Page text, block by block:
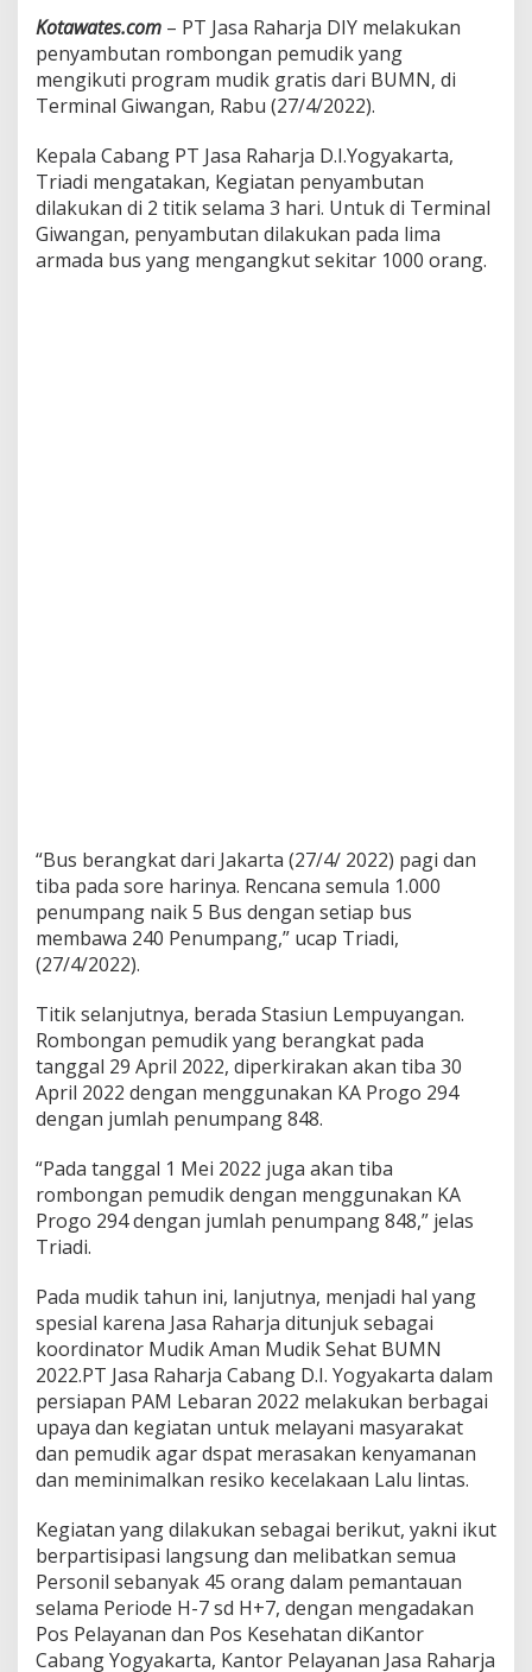
Kotawates.com – PT Jasa Raharja DIY melakukan
penyambutan rombongan pemudik yang
mengikuti program mudik gratis dari BUMN, di
Terminal Giwangan, Rabu (27/4/2022).
Kepala Cabang PT Jasa Raharja D.I.Yogyakarta,
Triadi mengatakan, Kegiatan penyambutan
dilakukan di 2 titik selama 3 hari. Untuk di Terminal
Giwangan, penyambutan dilakukan pada lima
armada bus yang mengangkut sekitar 1000 orang.
“Bus berangkat dari Jakarta (27/4/ 2022) pagi dan
tiba pada sore harinya. Rencana semula 1.000
penumpang naik 5 Bus dengan setiap bus
membawa 240 Penumpang,” ucap Triadi,
(27/4/2022).
Titik selanjutnya, berada Stasiun Lempuyangan.
Rombongan pemudik yang berangkat pada
tanggal 29 April 2022, diperkirakan akan tiba 30
April 2022 dengan menggunakan KA Progo 294
dengan jumlah penumpang 848.
“Pada tanggal 1 Mei 2022 juga akan tiba
rombongan pemudik dengan menggunakan KA
Progo 294 dengan jumlah penumpang 848,” jelas
Triadi.
Pada mudik tahun ini, lanjutnya, menjadi hal yang
spesial karena Jasa Raharja ditunjuk sebagai
koordinator Mudik Aman Mudik Sehat BUMN
2022.PT Jasa Raharja Cabang D.I. Yogyakarta dalam
persiapan PAM Lebaran 2022 melakukan berbagai
upaya dan kegiatan untuk melayani masyarakat
dan pemudik agar dspat merasakan kenyamanan
dan meminimalkan resiko kecelakaan Lalu lintas.
Kegiatan yang dilakukan sebagai berikut, yakni ikut
berpartisipasi langsung dan melibatkan semua
Personil sebanyak 45 orang dalam pemantauan
selama Periode H-7 sd H+7, dengan mengadakan
Pos Pelayanan dan Pos Kesehatan diKantor
Cabang Yogyakarta, Kantor Pelayanan Jasa Raharja